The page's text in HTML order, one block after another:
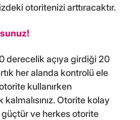
otoritenizi arttıracaktır.
derecelik açıya girdiği 20
her alanda kontrolü ele
kullanırken
kalmalısınız. Otorite kolay
ve herkes otorite